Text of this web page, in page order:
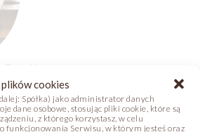
cookies
Spółka) jako administrator danych
dane osobowe, stosując pliki cookie, które są
z którego korzystasz, w celu
funkcjonowania Serwisu, w którym jesteś oraz
Barbara Luijckx, kieruje